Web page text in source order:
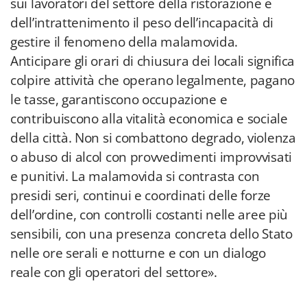
dell’intrattenimento il peso dell’incapacità di
gestire il fenomeno della malamovida.
Anticipare gli orari di chiusura dei locali significa
colpire attività che operano legalmente, pagano
le tasse, garantiscono occupazione e
contribuiscono alla vitalità economica e sociale
della città. Non si combattono degrado, violenza
o abuso di alcol con provvedimenti improvvisati
e punitivi. La malamovida si contrasta con
presidi seri, continui e coordinati delle forze
dell’ordine, con controlli costanti nelle aree più
sensibili, con una presenza concreta dello Stato
nelle ore serali e notturne e con un dialogo
reale con gli operatori del settore».